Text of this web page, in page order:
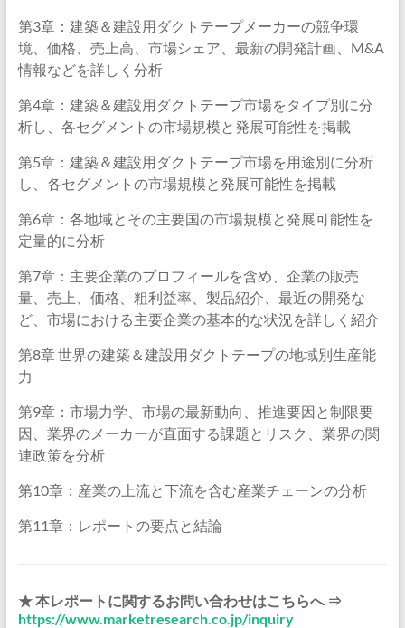
第3章：建築＆建設用ダクトテープメーカーの競争環
境、価格、売上高、市場シェア、最新の開発計画、M&A
情報などを詳しく分析
第4章：建築＆建設用ダクトテープ市場をタイプ別に分
析し、各セグメントの市場規模と発展可能性を掲載
第5章：建築＆建設用ダクトテープ市場を用途別に分析
し、各セグメントの市場規模と発展可能性を掲載
第6章：各地域とその主要国の市場規模と発展可能性を
定量的に分析
第7章：主要企業のプロフィールを含め、企業の販売
量、売上、価格、粗利益率、製品紹介、最近の開発な
ど、市場における主要企業の基本的な状況を詳しく紹介
第8章 世界の建築＆建設用ダクトテープの地域別生産能
力
第9章：市場力学、市場の最新動向、推進要因と制限要
因、業界のメーカーが直面する課題とリスク、業界の関
連政策を分析
第10章：産業の上流と下流を含む産業チェーンの分析
第11章：レポートの要点と結論
★ 本レポートに関するお問い合わせはこちらへ ⇒
https://www.marketresearch.co.jp/inquiry